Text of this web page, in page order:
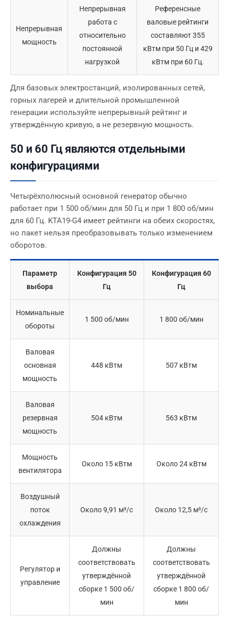
Непрерывная
мощность
Непрерывная
работа с
относительно
постоянной
нагрузкой
Референсные
валовые рейтинги
составляют 355
кВтм при 50 Гц и 429
кВтм при 60 Гц.
Для базовых электростанций, изолированных сетей,
горных лагерей и длительной промышленной
генерации используйте непрерывный рейтинг и
утверждённую кривую, а не резервную мощность.
50 и 60 Гц являются отдельными
конфигурациями
Четырёхполюсный основной генератор обычно
работает при 1 500 об/мин для 50 Гц и при 1 800 об/мин
для 60 Гц. KTA19-G4 имеет рейтинги на обеих скоростях,
но пакет нельзя преобразовывать только изменением
оборотов.
Параметр
выбора
Конфигурация 50
Гц
Конфигурация 60
Гц
Номинальные
обороты
1 500 об/мин 1 800 об/мин
Валовая
основная
мощность
448 кВтм 507 кВтм
Валовая
резервная
мощность
504 кВтм 563 кВтм
Мощность
вентилятора
Около 15 кВтм Около 24 кВтм
Воздушный
поток
охлаждения
Около 9,91 м³/с Около 12,5 м³/с
Регулятор и
управление
Должны
соответствовать
утверждённой
сборке 1 500 об/
мин
Должны
соответствовать
утверждённой
сборке 1 800 об/
мин